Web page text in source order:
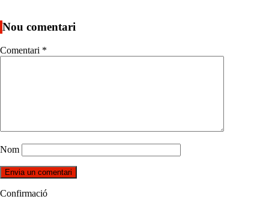
Nou comentari
Comentari *
Nom
Confirmació